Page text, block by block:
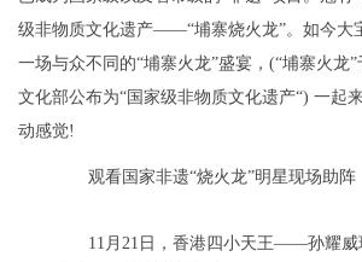
级非物质文化遗产——“埔寨烧火龙”。如今大
一场与众不同的“埔寨火龙”盛宴，(“埔寨火龙”
文化部公布为“国家级非物质文化遗产“) 一起
动感觉!
观看国家非遗“烧火龙”明星现场助阵
11月21日，香港四小天王——孙耀威